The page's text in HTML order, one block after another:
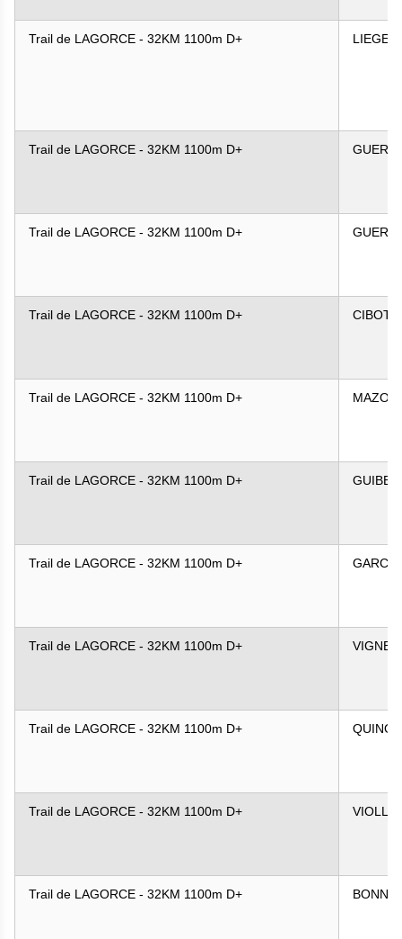
Trail de LAGORCE - 32KM 1100m D+
Trail de LAGORCE - 32KM 1100m D+ GUERIN
Trail de LAGORCE - 32KM 1100m D+ GUERIN
Trail de LAGORCE - 32KM 1100m D+ CIBOT
Trail de LAGORCE - 32KM 1100m D+ MAZON
Trail de LAGORCE - 32KM 1100m D+
Trail de LAGORCE - 32KM 1100m D+ GARCIA
Trail de LAGORCE - 32KM 1100m D+
Trail de LAGORCE - 32KM 1100m D+
Trail de LAGORCE - 32KM 1100m D+
Trail de LAGORCE - 32KM 1100m D+